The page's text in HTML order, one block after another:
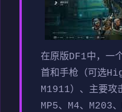
在原版DF1中，一
首和手枪（可选
M1911）、主要攻
MP5、M4、M203